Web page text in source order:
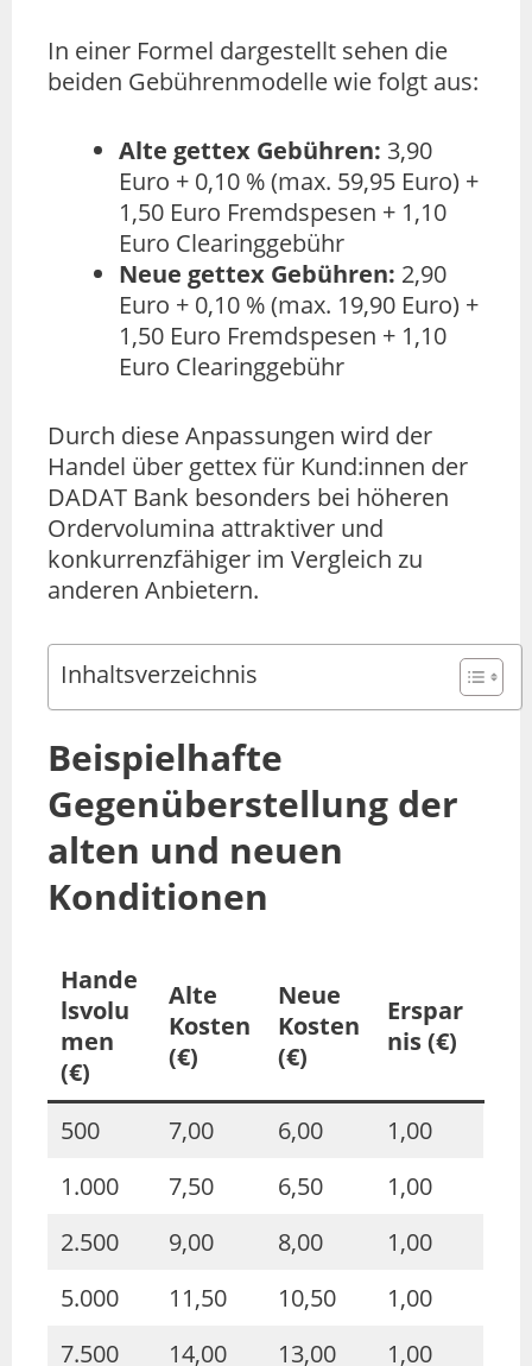
In einer Formel dargestellt sehen die
beiden Gebührenmodelle wie folgt aus:
Alte gettex Gebühren: 3,90
Euro + 0,10 % (max. 59,95 Euro) +
1,50 Euro Fremdspesen + 1,10
Euro Clearinggebühr
Neue gettex Gebühren: 2,90
Euro + 0,10 % (max. 19,90 Euro) +
1,50 Euro Fremdspesen + 1,10
Euro Clearinggebühr
Durch diese Anpassungen wird der
Handel über gettex für Kund:innen der
DADAT Bank besonders bei höheren
Ordervolumina attraktiver und
konkurrenzfähiger im Vergleich zu
anderen Anbietern.
Inhaltsverzeichnis
Beispielhafte
Gegenüberstellung der
alten und neuen
Konditionen
Hande
lsvolu
men
(€)
Alte
Kosten
(€)
Neue
Kosten
(€)
Erspar
nis (€)
500 7,00 6,00
1,00
1.000
7,50 6,50
1,00
2.500
9,00 8,00
1,00
5.000
11,50 10,50
1,00
7.500
14,00 13,00 1,00